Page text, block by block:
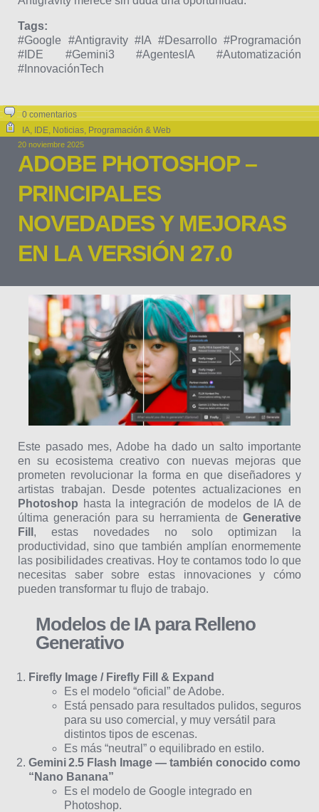
Tags:
#Google #Antigravity #IA #Desarrollo #Programación
#IDE #Gemini3 #AgentesIA #Automatización
#InnovaciónTech
0 comentarios
IA, IDE, Noticias, Programación & Web
20 noviembre 2025
ADOBE PHOTOSHOP –
PRINCIPALES
NOVEDADES Y MEJORAS
EN LA VERSIÓN 27.0
Este pasado mes, Adobe ha dado un salto importante
en su ecosistema creativo con nuevas mejoras que
prometen revolucionar la forma en que diseñadores y
artistas trabajan. Desde potentes actualizaciones en
Photoshop hasta la integración de modelos de IA de
última generación para su herramienta de Generative
Fill , estas novedades no solo optimizan la
productividad, sino que también amplían enormemente
las posibilidades creativas. Hoy te contamos todo lo que
necesitas saber sobre estas innovaciones y cómo
pueden transformar tu flujo de trabajo.
Modelos de IA para Relleno
Generativo
Firefly Image / Firefly Fill & Expand
Es el modelo “oficial” de Adobe.
Está pensado para resultados pulidos, seguros
para su uso comercial, y muy versátil para
distintos tipos de escenas.
Es más “neutral” o equilibrado en estilo.
Gemini 2.5 Flash Image — también conocido como
“Nano Banana”
Es el modelo de Google integrado en
Photoshop.